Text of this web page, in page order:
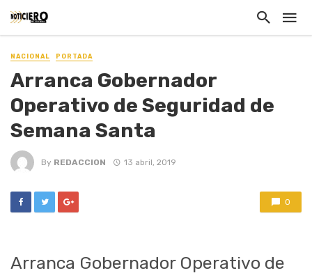
NACIONAL PORTADA
Arranca Gobernador
Operativo de Seguridad de
Semana Santa
By REDACCION 13 abril, 2019
0
Arranca Gobernador Operativo de